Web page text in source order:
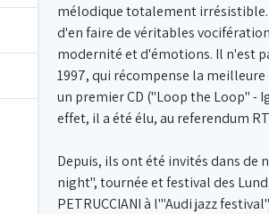
mélodique totalement irrésistible.
d'en faire de véritables
modernité et d'émotions. Il n'est
1997, qui récompense la
un premier CD ("Loop the Loop" -
effet, il a été élu, au referendum
Depuis, ils ont été invités dans de
night", tournée et festival des
PETRUCCIANI à l'"Audi jazz